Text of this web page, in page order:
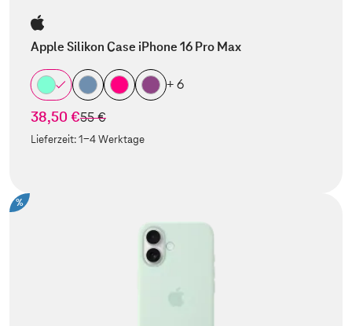
Apple Silikon Case iPhone 16 Pro Max
+ 6
38,50 €statt
55 €
Lieferzeit:1-4 Werktage
%